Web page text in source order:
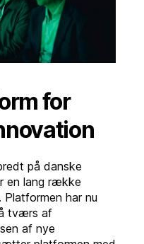
for
på danske
en lang række
Platformen har nu
tværs af
af nye